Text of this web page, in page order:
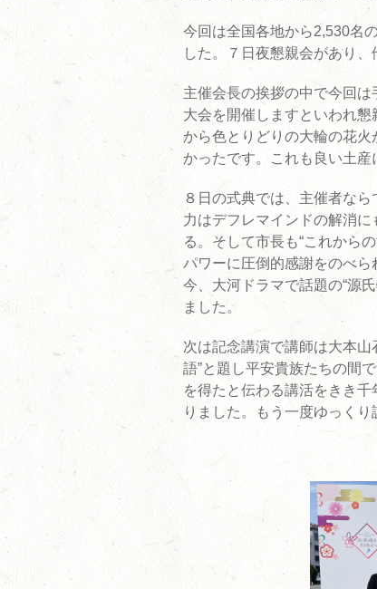
今回は全国各地から2,530名
した。７日夜懇親会があり、
主催会長の挨拶の中で今回
大会を開催しますといわれ
から色とりどりの大輪の花
かったです。これも良い土産
８日の式典では、主催者な
力はデフレマインドの解消
る。そして市長も“これから
パワーに圧倒的感謝をのべ
今、大河ドラマで話題の“源
ました。
次は記念講演で講師は大本
語”と題し平安貴族たちの間
を得たと伝わる講活をきき
りました。もう一度ゆっく